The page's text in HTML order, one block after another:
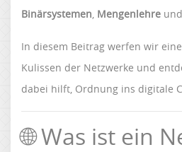
Binärsystemen, Mengenlehre und
In diesem Beitrag werfen wir
Kulissen der Netzwerke und
dabei hilft, Ordnung ins digitale
🌐 Was ist ein